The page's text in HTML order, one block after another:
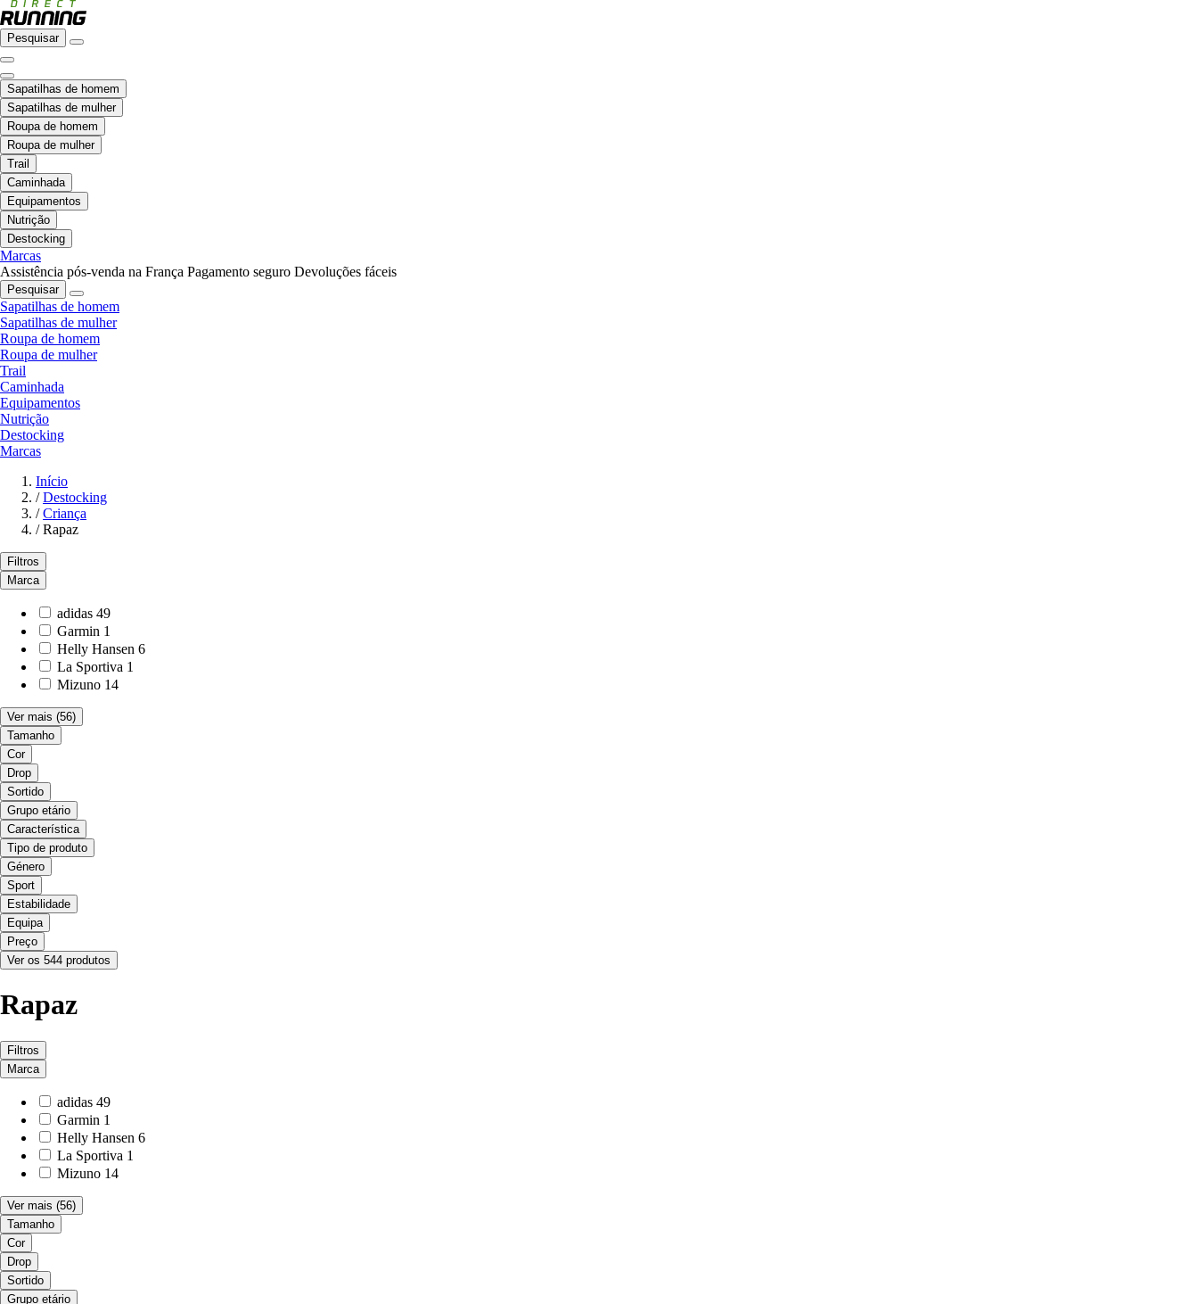
Pesquisar
Sapatilhas de homem
Sapatilhas de mulher
Roupa de homem
Roupa de mulher
Trail
Caminhada
Equipamentos
Nutrição
Destocking
Marcas
Assistência pós-venda na França Pagamento seguro Devoluções fáceis
Pesquisar
Sapatilhas de homem
Sapatilhas de mulher
Roupa de homem
Roupa de mulher
Trail
Caminhada
Equipamentos
Nutrição
Destocking
Marcas
Início
/ Destocking
/ Criança
/ Rapaz
Filtros
Marca
adidas 49
Garmin 1
Helly Hansen 6
La Sportiva 1
Mizuno 14
Ver mais (56)
Tamanho
Cor
Drop
Sortido
Grupo etário
Característica
Tipo de produto
Género
Sport
Estabilidade
Equipa
Preço
Ver os 544 produtos
Rapaz
Filtros
Marca
adidas 49
Garmin 1
Helly Hansen 6
La Sportiva 1
Mizuno 14
Ver mais (56)
Tamanho
Cor
Drop
Sortido
Grupo etário